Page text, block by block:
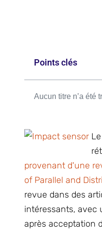
Points clés
Aucun titre n’a été
provenant d'une
of Parallel and
revue dans des
intéressants, avec
après acceptation